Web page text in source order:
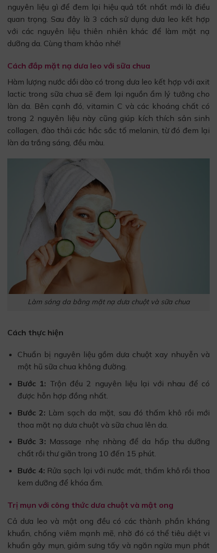
nguyên liệu gì để đem lại hiệu quả tốt nhất mới là điều
quan trọng. Sau đây là 3 cách sử dụng dưa leo kết hợp
với các nguyên liệu thiên nhiên khác để làm mặt nạ
dưỡng da. Cùng tham khảo nhé!
Cách đắp mặt nạ dưa leo với sữa chua
Hàm lượng nước dồi dào có trong dưa leo kết hợp với axit
lactic trong sữa chua sẽ đem lại nguồn ẩm lý tưởng cho
làn da. Bên cạnh đó, vitamin C và các khoáng chất có
trong 2 nguyên liệu này cũng giúp kích thích sản sinh
collagen, đào thải các hắc sắc tố melanin, từ đó đem lại
làn da trắng sáng, đều màu.
Làm sáng da bằng mặt nạ dưa chuột và sữa chua
Cách thực hiện
Chuẩn bị nguyên liệu gồm dưa chuột xay nhuyễn và
một hũ sữa chua không đường.
Bước 1: Trộn đều 2 nguyên liệu lại với nhau để có
được hỗn hợp đồng nhất.
Bước 2: Làm sạch da mặt, sau đó thấm khô rồi mới
thoa mặt nạ dưa chuột và sữa chua lên da.
Bước 3: Massage nhẹ nhàng để da hấp thu dưỡng
chất rồi thư giãn trong 10 đến 15 phút.
Bước 4: Rửa sạch lại với nước mát, thấm khô rồi thoa
kem dưỡng để khóa ẩm.
Trị mụn với công thức dưa chuột và mật ong
Cả dưa leo và mật ong đều có các thành phần kháng
khuẩn, chống viêm mạnh mẽ, nhờ đó có thể tiêu diệt vi
khuẩn gây mụn, giảm sưng tấy và ngăn ngừa mụn phát